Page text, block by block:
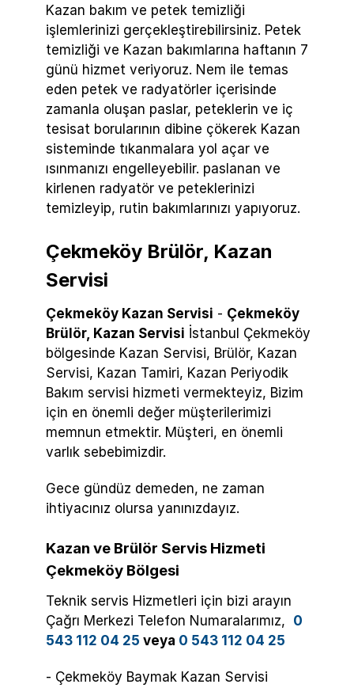
Kazan bakım ve petek temizliği
işlemlerinizi gerçekleştirebilirsiniz. Petek
temizliği ve Kazan bakımlarına haftanın 7
günü hizmet veriyoruz. Nem ile temas
eden petek ve radyatörler içerisinde
zamanla oluşan paslar, peteklerin ve iç
tesisat borularının dibine çökerek Kazan
sisteminde tıkanmalara yol açar ve
ısınmanızı engelleyebilir. paslanan ve
kirlenen radyatör ve peteklerinizi
temizleyip, rutin bakımlarınızı yapıyoruz.
Çekmeköy Brülör, Kazan
Servisi
Çekmeköy Kazan Servisi - Çekmeköy
Brülör, Kazan Servisi İstanbul Çekmeköy
bölgesinde Kazan Servisi, Brülör, Kazan
Servisi, Kazan Tamiri, Kazan Periyodik
Bakım servisi hizmeti vermekteyiz, Bizim
için en önemli değer müşterilerimizi
memnun etmektir. Müşteri, en önemli
varlık sebebimizdir.
Gece gündüz demeden, ne zaman
ihtiyacınız olursa yanınızdayız.
Kazan ve Brülör Servis Hizmeti
Çekmeköy Bölgesi
Teknik servis Hizmetleri için bizi arayın
Çağrı Merkezi Telefon Numaralarımız, 0
543 112 04 25 veya 0 543 112 04 25
- Çekmeköy Baymak Kazan Servisi